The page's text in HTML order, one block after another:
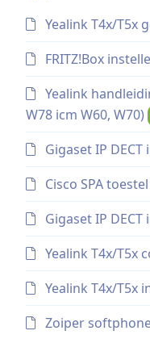
Yealink T4x/T5x
FRITZ!Box
Yealink
W78 icm W60, W70)
Gigaset IP
Cisco SPA
Gigaset IP
Yealink T4x/T5x
Yealink T4x/T5x
Zoiper